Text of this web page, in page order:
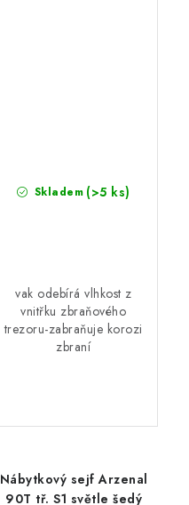
Skladem (>5 ks)
vak odebírá vlhkost z
vnitřku zbraňového
trezoru-zabraňuje korozi
zbraní
Nábytkový sejf Arzenal
90T tř. S1 světle šedý